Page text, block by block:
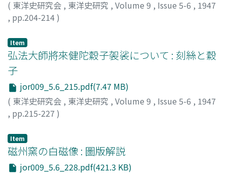
( 東洋史研究会 , 東洋史研究 , Volume 9 , Issue 5-6 , 1947
, pp.204-214)
Item
弘法大師將來健陀縠子袈裟について : 刻絲と縠
子
jor009_5.6_215.pdf(7.47 MB)
( 東洋史研究会 , 東洋史研究 , Volume 9 , Issue 5-6 , 1947
, pp.215-227 )
Item
磁州窯の白磁像 : 圖版解説
jor009_5.6_228.pdf(421.3 KB)